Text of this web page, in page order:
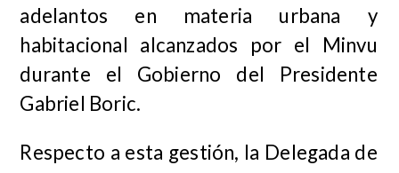
adelantos en materia urbana y
habitacional alcanzados por el Minvu
durante el Gobierno del Presidente
Gabriel Boric.
Respecto a esta gestión, la Delegada de